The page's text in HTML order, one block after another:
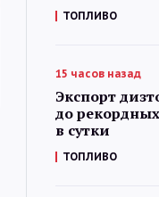
ТОПЛИВО
15 часов назад
Экспорт
до
в сутки
ТОПЛИВО